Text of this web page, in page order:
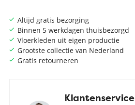
Altijd gratis bezorging
Binnen 5 werkdagen thuisbezorgd
Vloerkleden uit eigen productie
Grootste collectie van Nederland
Gratis retourneren
Klantenservice